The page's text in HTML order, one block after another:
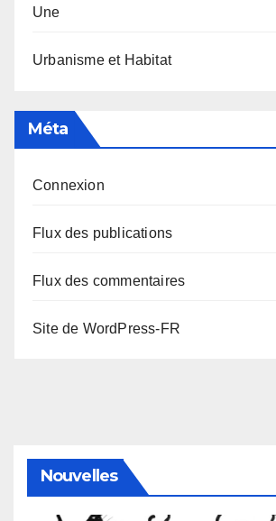
Une
Urbanisme et Habitat
Méta
Connexion
Flux des publications
Flux des commentaires
Site de WordPress-FR
Nouvelles